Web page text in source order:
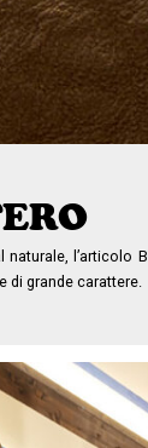
naturale, l’articolo
di grande carattere.